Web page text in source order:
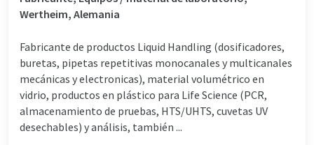
Wertheim, Alemania
Fabricante de productos Liquid Handling (dosificadores,
buretas, pipetas repetitivas monocanales y multicanales
mecánicas y electronicas), material volumétrico en
vidrio, productos en plástico para Life Science (PCR,
almacenamiento de pruebas, HTS/UHTS, cuvetas UV
desechables) y análisis, también ...